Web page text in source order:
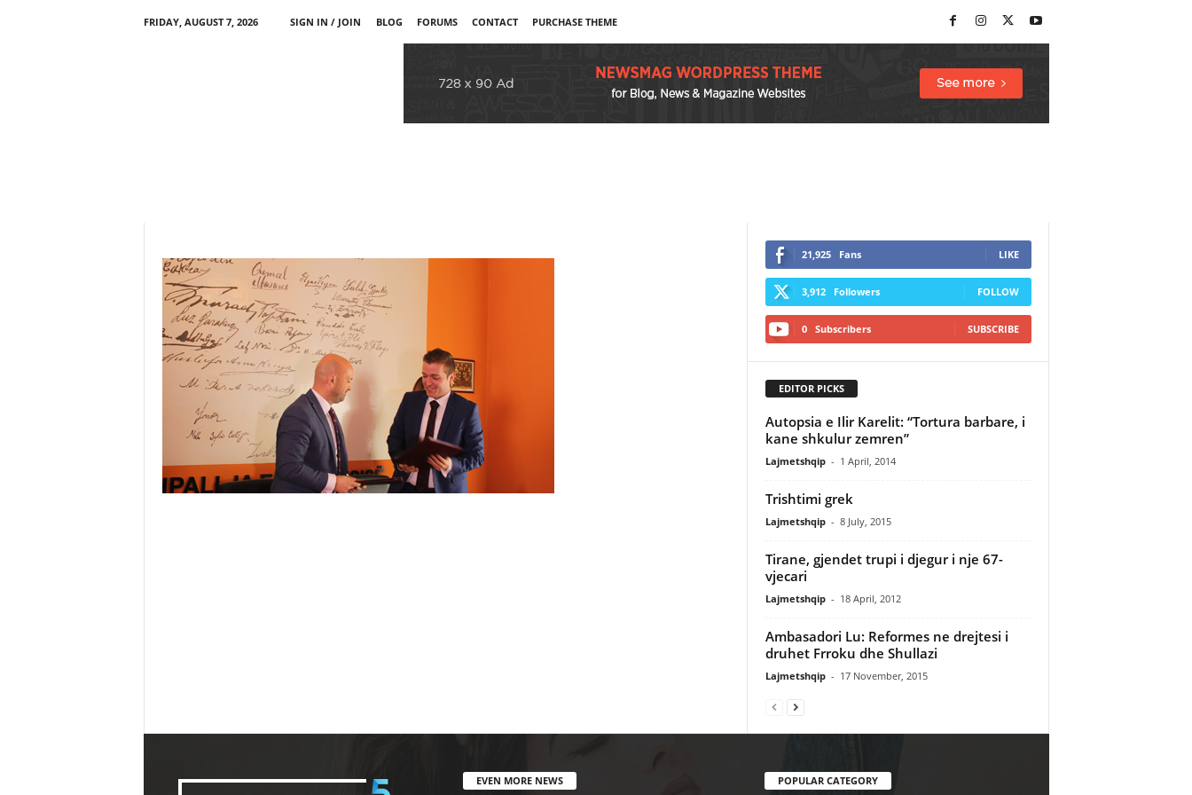
FRIDAY, AUGUST 7, 2026 SIGN IN / JOIN BLOG FORUMS CONTACT PURCHASE THEME
21,925 Fans LIKE
3,912 Followers FOLLOW
0 Subscribers SUBSCRIBE
EDITOR PICKS
Autopsia e Ilir Karelit: “Tortura barbare, i
kane shkulur zemren”
Lajmetshqip - 1 April, 2014
Trishtimi grek
Lajmetshqip - 8 July, 2015
Tirane, gjendet trupi i djegur i nje 67-
vjecari
Lajmetshqip - 18 April, 2012
Ambasadori Lu: Reformes ne drejtesi i
druhet Frroku dhe Shullazi
Lajmetshqip - 17 November, 2015
EVEN MORE NEWS POPULAR CATEGORY